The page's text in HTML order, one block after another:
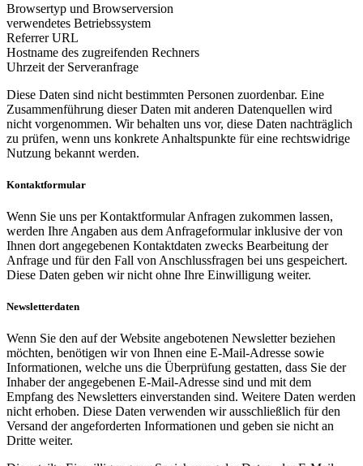
Browsertyp und Browserversion
verwendetes Betriebssystem
Referrer URL
Hostname des zugreifenden Rechners
Uhrzeit der Serveranfrage
Diese Daten sind nicht bestimmten Personen zuordenbar. Eine
Zusammenführung dieser Daten mit anderen Datenquellen wird
nicht vorgenommen. Wir behalten uns vor, diese Daten nachträglich
zu prüfen, wenn uns konkrete Anhaltspunkte für eine rechtswidrige
Nutzung bekannt werden.
Kontaktformular
Wenn Sie uns per Kontaktformular Anfragen zukommen lassen,
werden Ihre Angaben aus dem Anfrageformular inklusive der von
Ihnen dort angegebenen Kontaktdaten zwecks Bearbeitung der
Anfrage und für den Fall von Anschlussfragen bei uns gespeichert.
Diese Daten geben wir nicht ohne Ihre Einwilligung weiter.
Newsletterdaten
Wenn Sie den auf der Website angebotenen Newsletter beziehen
möchten, benötigen wir von Ihnen eine E-Mail-Adresse sowie
Informationen, welche uns die Überprüfung gestatten, dass Sie der
Inhaber der angegebenen E-Mail-Adresse sind und mit dem
Empfang des Newsletters einverstanden sind. Weitere Daten werden
nicht erhoben. Diese Daten verwenden wir ausschließlich für den
Versand der angeforderten Informationen und geben sie nicht an
Dritte weiter.